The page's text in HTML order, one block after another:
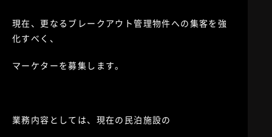
現在、更なるブレークアウト管理物件への集客を強
化すべく、
マーケターを募集します。
業務内容としては、現在の民泊施設の